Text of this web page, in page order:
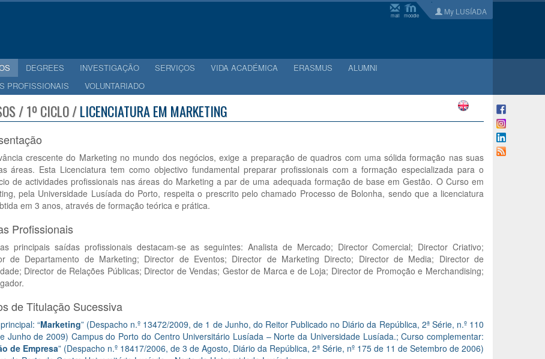
mail moodle My LUSÍADA
DEGREES INVESTIGAÇÃO SERVIÇOS VIDA ACADÉMICA ERASMUS
ALUMNI
PROFISSIONAIS VOLUNTARIADO
/ 1º CICLO /LICENCIATURA EM MARKETING
crescente do Marketing no mundo dos negócios, exige a preparação de quadros com uma sólida formação nas suas
áreas. Esta Licenciatura tem como objectivo fundamental preparar profissionais com a formação especializada para o
de actividades profissionais nas áreas do Marketing a par de uma adequada formação de base em Gestão. O Curso em
pela Universidade Lusíada do Porto, respeita o prescrito pelo chamado Processo de Bolonha, sendo que a licenciatura
em 3 anos, através de formação teórica e prática.
Profissionais
principais saídas profissionais destacam-se as seguintes: Analista de Mercado; Director Comercial; Director Criativo;
de Departamento de Marketing; Director de Eventos; Director de Marketing Directo; Director de Media; Director de
Director de Relações Públicas; Director de Vendas; Gestor de Marca e de Loja; Director de Promoção e Merchandising;
de Titulação Sucessiva
“Marketing” (Despacho n.º 13472/2009, de 1 de Junho, do Reitor Publicado no Diário da República, 2ª Série, n.º 110
Junho de 2009) Campus do Porto do Centro Universitário Lusíada – Norte da Universidade Lusíada.; Curso complementar:
de Empresa” (Despacho n.º 18417/2006, de 3 de Agosto, Diário da República, 2ª Série, nº 175 de 11 de Setembro de 2006)